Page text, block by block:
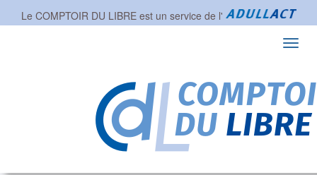
Le COMPTOIR DU LIBRE est un service de l'